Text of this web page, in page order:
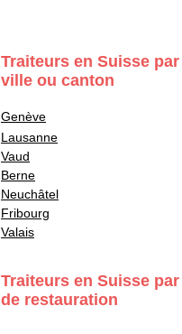
Traiteurs en Suisse par
ville ou canton
Genève
Lausanne
Vaud
Berne
Neuchâtel
Fribourg
Valais
Traiteurs en Suisse
de restauration